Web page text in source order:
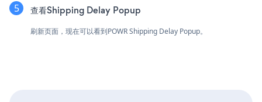
查看Shipping Delay Popup
刷新页面，现在可以看到POWR Shipping Delay Popup。